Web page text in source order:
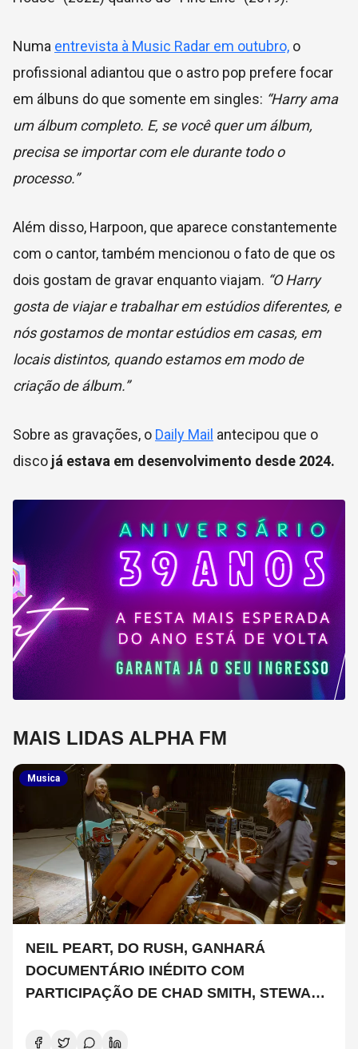
Numa entrevista à Music Radar em outubro, o
profissional adiantou que o astro pop prefere focar
em álbuns do que somente em singles: “Harry ama
um álbum completo. E, se você quer um álbum,
precisa se importar com ele durante todo o
processo.”
Além disso, Harpoon, que aparece constantemente
com o cantor, também mencionou o fato de que os
dois gostam de gravar enquanto viajam. “O Harry
gosta de viajar e trabalhar em estúdios diferentes, e
nós gostamos de montar estúdios em casas, em
locais distintos, quando estamos em modo de
criação de álbum.”
Sobre as gravações, o Daily Mail antecipou que o
disco já estava em desenvolvimento desde 2024.
MAIS LIDAS ALPHA FM
Musica
NEIL PEART, DO RUSH, GANHARÁ
DOCUMENTÁRIO INÉDITO COM
PARTICIPAÇÃO DE CHAD SMITH, STEWART